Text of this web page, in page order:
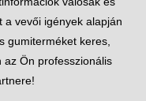
a vevői igények alapján
gumiterméket keres,
Ön professzionális